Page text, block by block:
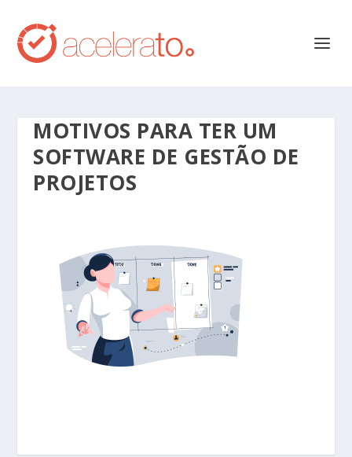
MOTIVOS PARA TER UM
SOFTWARE DE GESTÃO DE
PROJETOS